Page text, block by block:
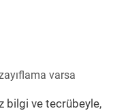
varsa
bilgi ve tecrübeyle,